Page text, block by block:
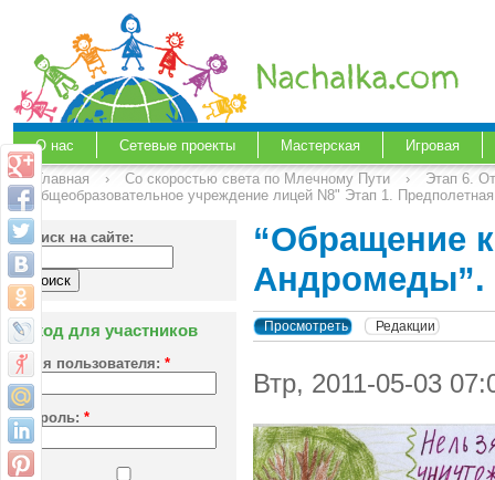
О нас Сетевые проекты Мастерская
Игровая
Главная
› Со скоростью света по Млечному Пути ›
Этап 6.
"Общеобразовательное учреждение лицей N8" Этап 1. Предполетная
Поиск на сайте:
Вход для участников
Имя пользователя: *
Пароль: *
“Обращение
Андромеды”.
Просмотреть Редакции
Втр, 2011-05-03